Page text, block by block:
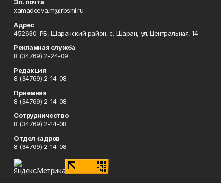
Эл. почта
xamadeeva.m@rbsmi.ru
Адрес
452630, РБ, Шаранский район, с. Шаран, ул. Центральная, 14
Рекламная служба
8 (34769) 2-24-09
Редакция
8 (34769) 2-14-08
Приемная
8 (34769) 2-14-08
Сотрудничество
8 (34769) 2-14-08
Отдел кадров
8 (34769) 2-14-08